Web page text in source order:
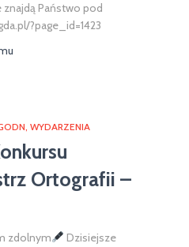
Państwo pod
?page_id=1423
WYDARZENIA
Ortografii –
zdolnym
Dzisiejsze